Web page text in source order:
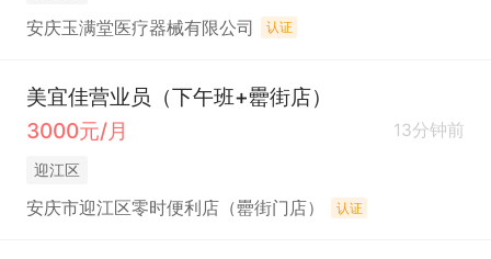
安庆玉满堂医疗器械有限公司 认证
美宜佳营业员（下午班+罍街店）
3000元/月
13分钟前
迎江区
安庆市迎江区零时便利店（罍街门店） 认证